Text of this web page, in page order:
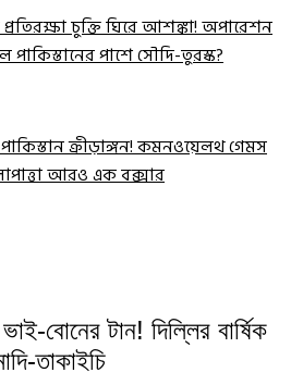
চুক্তি ঘিরে আশঙ্কা! অপারেশন
পাকিস্তানের পাশে সৌদি-তুরস্ক?
ক্রীড়াঙ্গন! কমনওয়েলথ গেমস
আরও এক বক্সার
বোনের টান! দিল্লির বার্ষিক
তাকাইচি